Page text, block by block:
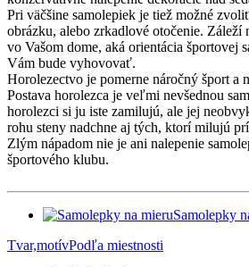
Pri väčšine samolepiek je tiež možné
obrázku, alebo zrkadlové otočenie. Záleží
vo Vašom dome, aká orientácia športovej
Vám bude vyhovovať.
Horolezectvo je pomerne náročný šport a
Postava horolezca je veľmi nevšednou
horolezci si ju iste zamilujú, ale jej
rohu steny nadchne aj tých, ktorí milujú
Zlým nápadom nie je ani nalepenie
športového klubu.
Samolepky
Tvar,motívPodľa miestnosti